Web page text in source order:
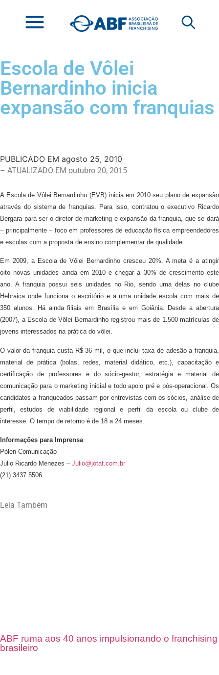
Escola de Vôlei
Bernardinho inicia
expansão com franquias
PUBLICADO EM agosto 25, 2010
– ATUALIZADO EM outubro 20, 2015
A Escola de Vôlei Bernardinho (EVB) inicia em 2010 seu plano de expansão
através do sistema de franquias. Para isso, contratou o executivo Ricardo
Bergara para ser o diretor de marketing e expansão da franquia, que se dará
– principalmente – foco em professores de educação física empreendedores
e escolas com a proposta de ensino complementar de qualidade.
Em 2009, a Escola de Vôlei Bernardinho cresceu 20%. A meta é a atingir
oito novas unidades ainda em 2010 e chegar a 30% de crescimento este
ano. A franquia possui seis unidades no Rio, sendo uma delas no clube
Hebraica onde funciona o escritório e a uma unidade escola com mais de
350 alunos. Há ainda filiais em Brasília e em Goiânia. Desde a abertura
(2007), a Escola de Vôlei Bernardinho registrou mais de 1.500 matrículas de
jovens interessados na prática do vôlei.
O valor da franquia custa R$ 36 mil, o que inclui taxa de adesão a franquia,
material de prática (bolas, redes, material didático, etc.), capacitação e
certificação de professores e do sócio-gestor, estratégia e material de
comunicação para o marketing inicial e todo apoio pré e pós-operacional. Os
candidatos a franqueados passam por entrevistas com os sócios, análise de
perfil, estudos de viabilidade regional e perfil da escola ou clube de
interesse. O tempo de retorno é de 18 a 24 meses.
Informações para Imprensa
Pólen Comunicação
Julio Ricardo Menezes – Julio@jotaf.com.br
(21) 3437.5506
Leia Também
ABF ruma aos 40 anos impulsionando o franchising
brasileiro